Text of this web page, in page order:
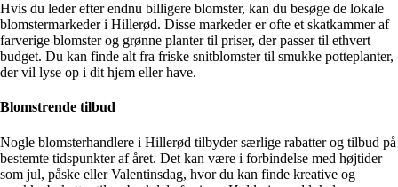
Hvis du leder efter endnu billigere blomster, kan du besøge de lokale
blomstermarkeder i Hillerød. Disse markeder er ofte et skatkammer af
farverige blomster og grønne planter til priser, der passer til ethvert
budget. Du kan finde alt fra friske snitblomster til smukke potteplanter,
der vil lyse op i dit hjem eller have.
Blomstrende tilbud
Nogle blomsterhandlere i Hillerød tilbyder særlige rabatter og tilbud på
bestemte tidspunkter af året. Det kan være i forbindelse med højtider
som jul, påske eller Valentinsdag, hvor du kan finde kreative og